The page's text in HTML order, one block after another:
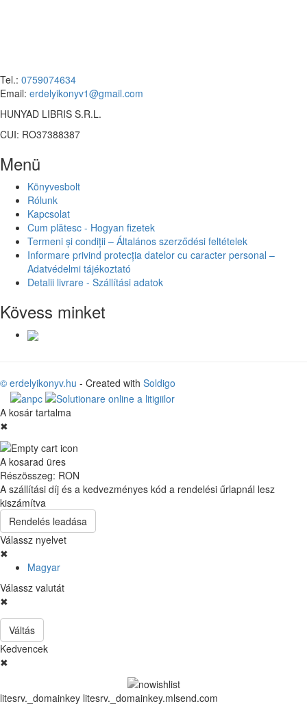
Tel.: 0759074634
Email: erdelyikonyv1@gmail.com
HUNYAD LIBRIS S.R.L.
CUI: RO37388387
Menü
Könyvesbolt
Rólunk
Kapcsolat
Cum plătesc - Hogyan fizetek
Termeni și condiții – Általános szerződési feltételek
Informare privind protecția datelor cu caracter personal –
Adatvédelmi tájékoztató
Detalii livrare - Szállítási adatok
Kövess minket
© erdelyikonyv.hu - Created with Soldigo
A kosár tartalma
✖
A kosarad üres
Részösszeg: RON
A szállítási díj és a kedvezményes kód a rendelési űrlapnál lesz
kiszámítva
Rendelés leadása
Válassz nyelvet
✖
Magyar
Válassz valutát
✖
Váltás
Kedvencek
✖
litesrv._domainkey litesrv._domainkey.mlsend.com